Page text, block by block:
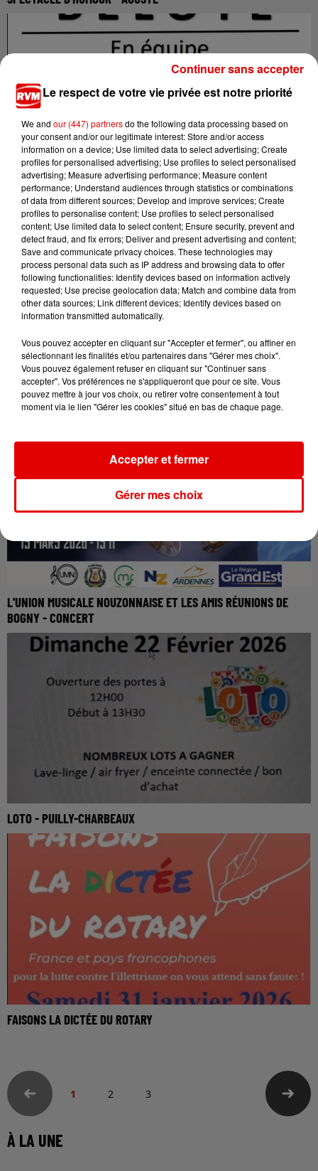
CONCOURS DE BELOTE - VRIGNE-AUX-BOIS
BROCANTE - LIART
L'UNION MUSICALE NOUZONNAISE ET LES AMIS RÉUNIONS DE
BOGNY - CONCERT
LOTO - PUILLY-CHARBEAUX
FAISONS LA DICTÉE DU ROTARY
1 2 3
À LA UNE
Le respect de votre vie privée est notre priorité
We and our (447) partnersdo the following data processing based on
your consent and/or our legitimate interest: Store and/or access
information on a device; Use limited data to select advertising; Create
profiles for personalised advertising; Use profiles to select personalised
advertising; Measure advertising performance; Measure content
performance; Understand audiences through statistics or combinations
of data from different sources; Develop and improve services; Create
profiles to personalise content; Use profiles to select personalised
content; Use limited data to select content; Ensure security, prevent and
detect fraud, and fix errors; Deliver and present advertising and content;
Save and communicate privacy choices. These technologies may
process personal data such as IP address and browsing data to offer
following functionalities: Identify devices based on information actively
requested; Use precise geolocation data; Match and combine data from
other data sources; Link different devices; Identify devices based on
information transmitted automatically.
Vous pouvez accepter en cliquant sur "Accepter et fermer", ou affiner en
sélectionnant les finalités et/ou partenaires dans "Gérer mes choix".
Vous pouvez également refuser en cliquant sur "Continuer sans
accepter". Vos préférences ne s'appliqueront que pour ce site. Vous
pouvez mettre à jour vos choix, ou retirer votre consentement à tout
moment via le lien "Gérer les cookies" situé en bas de chaque page.
Gérer mes choix
Accepter et fermer
Continuer sans accepter